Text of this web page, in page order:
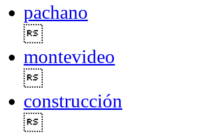
pachano
montevideo
construcción